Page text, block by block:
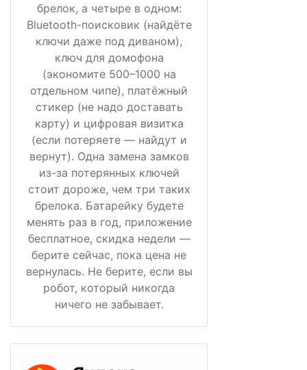
брелок, а четыре в одном:
Bluetooth-поисковик (найдёте
ключи даже под диваном),
ключ для домофона
(экономите 500–1000 на
отдельном чипе), платёжный
стикер (не надо доставать
карту) и цифровая визитка
(если потеряете — найдут и
вернут). Одна замена замков
из-за потерянных ключей
стоит дороже, чем три таких
брелока. Батарейку будете
менять раз в год, приложение
бесплатное, скидка недели —
берите сейчас, пока цена не
вернулась. Не берите, если вы
робот, который никогда
ничего не забывает.